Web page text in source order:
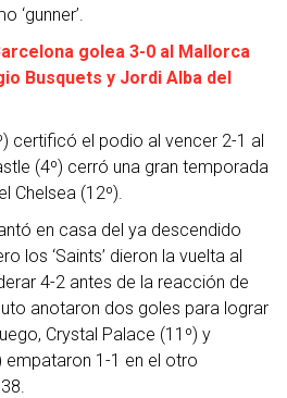
‘gunner’.
golea 3-0 al Mallorca
Busquets y Jordi Alba del
certificó el podio al vencer 2-1 al
(4º) cerró una gran temporada
Chelsea (12º).
en casa del ya descendido
los ‘Saints’ dieron la vuelta al
4-2 antes de la reacción de
anotaron dos goles para lograr
Crystal Palace (11º) y
empataron 1-1 en el otro